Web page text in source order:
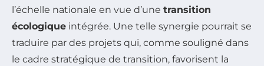
l’échelle nationale en vue d’une transition
écologique intégrée. Une telle synergie pourrait se
traduire par des projets qui, comme souligné dans
le cadre stratégique de transition, favorisent la